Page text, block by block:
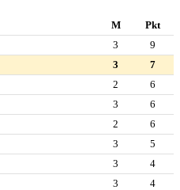
M
Pkt
3
9
3
7
2
6
3
6
2
6
3
5
3
4
3
4